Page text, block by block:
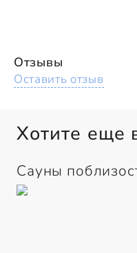
Отзывы
Оставить отзыв
Хотите еще
Сауны